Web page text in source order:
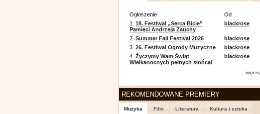
Ogłoszenie
Od
1.18. Festiwal „Serca Bicie”
Pamięci Andrzeja Zauchy
blackrose
2.Summer Fall Festival 2026
blackrose
3.26. Festiwal Ogrody Muzyczne
blackrose
4.Życzymy Wam Świąt
Wielkanocnych pełnych słońca!
blackrose
więcej
REKOMENDOWANE PREMIERY
Muzyka Film Literatura Kultura i sztuka